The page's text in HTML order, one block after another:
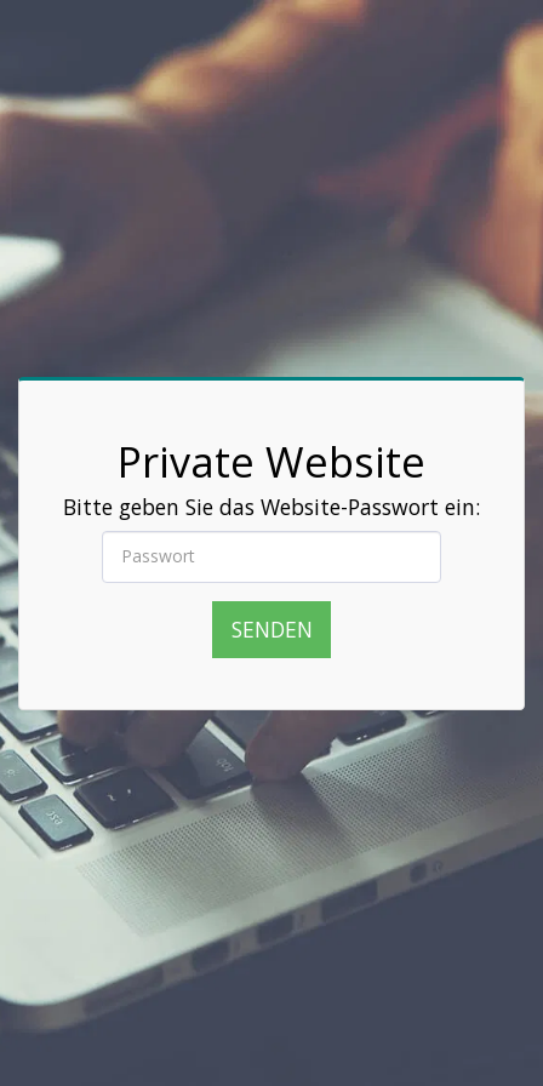
Private Website
Bitte geben Sie das Website-Passwort ein:
SENDEN